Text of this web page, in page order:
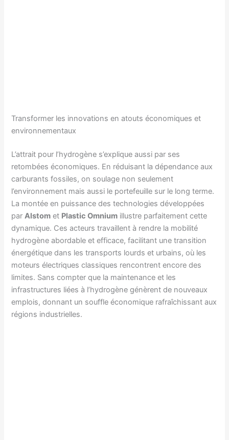
Transformer les innovations en atouts économiques et
environnementaux
L’attrait pour l’hydrogène s’explique aussi par ses
retombées économiques. En réduisant la dépendance aux
carburants fossiles, on soulage non seulement
l’environnement mais aussi le portefeuille sur le long terme.
La montée en puissance des technologies développées
parAlstom et Plastic Omnium illustre parfaitement cette
dynamique. Ces acteurs travaillent à rendre la mobilité
hydrogène abordable et efficace, facilitant une transition
énergétique dans les transports lourds et urbains, où les
moteurs électriques classiques rencontrent encore des
limites. Sans compter que la maintenance et les
infrastructures liées à l’hydrogène génèrent de nouveaux
emplois, donnant un souffle économique rafraîchissant aux
régions industrielles.